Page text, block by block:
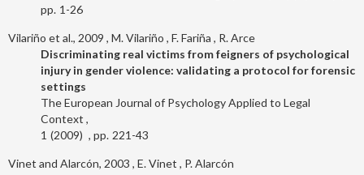
1-26
Vilariño et al., 2009 M. Vilariño F. Fariña
R. Arce
Discriminating real victims from feigners of psychological
injury in gender violence: validating a protocol for forensic
settings
The European Journal of Psychology Applied to Legal
Context
1
2009 221-43
Vinet and Alarcón, 2003 E. Vinet
P. Alarcón